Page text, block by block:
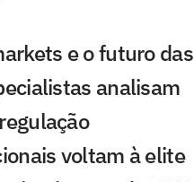
e o futuro das
analisam
voltam à elite